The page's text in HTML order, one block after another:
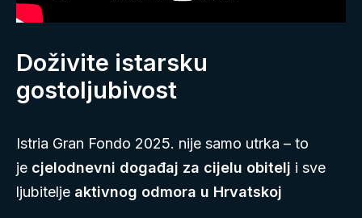
Doživite istarsku
gostoljubivost
Istria Gran Fondo 2025. nije samo utrka – to
je cjelodnevni događaj za cijelu obitelj i sve
ljubitelje aktivnog odmora u Hrvatskoj